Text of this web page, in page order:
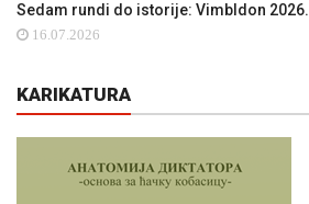
Sedam rundi do istorije: Vimbldon 2026.
16.07.2026
KARIKATURA